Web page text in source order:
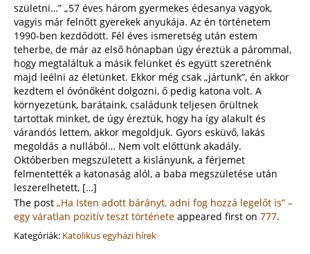
születni…” „57 éves három gyermekes édesanya vagyok,
vagyis már felnőtt gyerekek anyukája. Az én történetem
1990-ben kezdődött. Fél éves ismeretség után estem
teherbe, de már az első hónapban úgy éreztük a párommal,
hogy megtaláltuk a másik felünket és együtt szeretnénk
majd leélni az életünket. Ekkor még csak „jártunk”, én akkor
kezdtem el óvónőként dolgozni, ő pedig katona volt. A
környezetünk, barátaink, családunk teljesen őrültnek
tartottak minket, de úgy éreztük, hogy ha így alakult és
várandós lettem, akkor megoldjuk. Gyors esküvő, lakás
megoldás a nullából… Nem volt előttünk akadály.
Októberben megszületett a kislányunk, a férjemet
felmentették a katonaság alól, a baba megszületése után
leszerelhetett, […]
The post „Ha Isten adott bárányt, adni fog hozzá legelőt is” –
egy váratlan pozitív teszt története appeared first on 777.
Kategóriák: Katolikus egyházi hírek